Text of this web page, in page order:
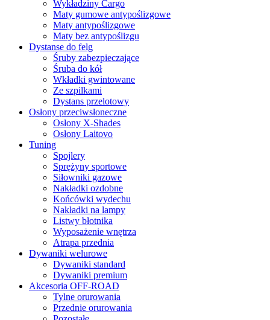
Wykładziny Cargo
Maty gumowe antypoślizgowe
Maty antypoślizgowe
Maty bez antypoślizgu
Dystanse do felg
Śruby zabezpieczające
Śruba do kół
Wkładki gwintowane
Ze szpilkami
Dystans przelotowy
Osłony przeciwsłoneczne
Osłony X-Shades
Osłony Laitovo
Tuning
Spojlery
Sprężyny sportowe
Siłowniki gazowe
Nakładki ozdobne
Końcówki wydechu
Nakładki na lampy
Listwy błotnika
Wyposażenie wnętrza
Atrapa przednia
Dywaniki welurowe
Dywaniki standard
Dywaniki premium
Akcesoria OFF-ROAD
Tylne orurowania
Przednie orurowania